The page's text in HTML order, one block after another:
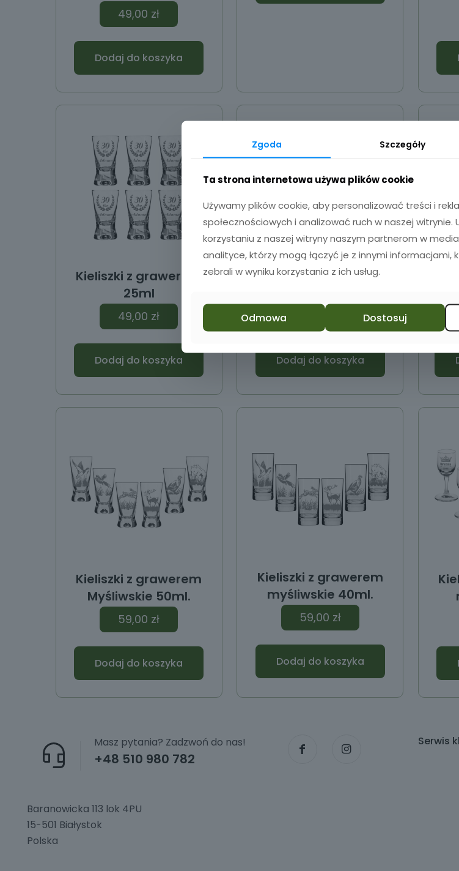
49,00 zł
Dodaj do koszyka
Kieliszki z grawerem
25ml
49,00 zł
Dodaj do koszyka
Kieliszki z grawerem
Dodaj do koszyka
Kieliszki z grawerem
Myśliwskie 50ml.
59,00 zł
Dodaj do koszyka
Kieliszki z grawerem
myśliwskie 40ml.
59,00 zł
Dodaj do koszyka
+48 510 980 782
Masz pytania? Zadzwoń do nas!
Baranowicka 113 lok 4PU
15-501 Białystok
Polska
Serwis
Zgoda Szczegóły
Ta strona internetowa używa plików cookie
Używamy plików cookie, aby personalizować treści i
społecznościowych i analizować ruch w naszej
korzystaniu z naszej witryny naszym partnerom w
analityce, którzy mogą łączyć je z innymi informacjami,
zebrali w wyniku korzystania z ich usług.
Odmowa Dostosuj